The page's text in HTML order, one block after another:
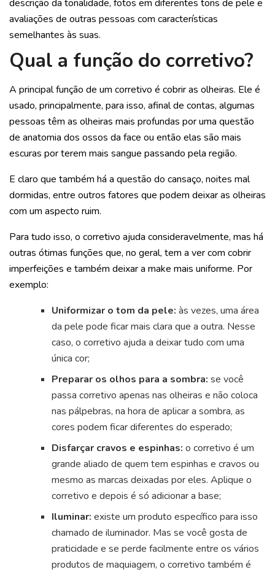
descrição da tonalidade, fotos em diferentes tons de pele e
avaliações de outras pessoas com características
semelhantes às suas.
Qual a função do corretivo?
A principal função de um corretivo é cobrir as olheiras. Ele é
usado, principalmente, para isso, afinal de contas, algumas
pessoas têm as olheiras mais profundas por uma questão
de anatomia dos ossos da face ou então elas são mais
escuras por terem mais sangue passando pela região.
E claro que também há a questão do cansaço, noites mal
dormidas, entre outros fatores que podem deixar as olheiras
com um aspecto ruim.
Para tudo isso, o corretivo ajuda consideravelmente, mas há
outras ótimas funções que, no geral, tem a ver com cobrir
imperfeições e também deixar a make mais uniforme. Por
exemplo:
Uniformizar o tom da pele: às vezes, uma área
da pele pode ficar mais clara que a outra. Nesse
caso, o corretivo ajuda a deixar tudo com uma
única cor;
Preparar os olhos para a sombra: se você
passa corretivo apenas nas olheiras e não coloca
nas pálpebras, na hora de aplicar a sombra, as
cores podem ficar diferentes do esperado;
Disfarçar cravos e espinhas: o corretivo é um
grande aliado de quem tem espinhas e cravos ou
mesmo as marcas deixadas por eles. Aplique o
corretivo e depois é só adicionar a base;
Iluminar: existe um produto específico para isso
chamado de iluminador. Mas se você gosta de
praticidade e se perde facilmente entre os vários
produtos de maquiagem, o corretivo também é